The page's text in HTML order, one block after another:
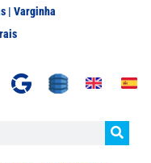
| Varginha